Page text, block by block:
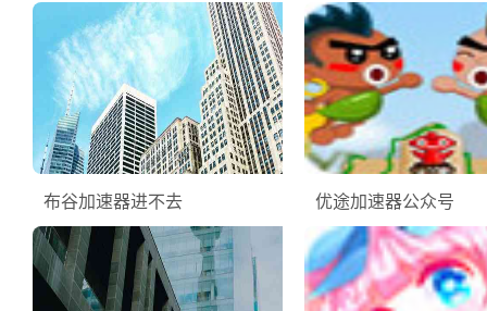
布谷加速器进不去 优途加速器公众号